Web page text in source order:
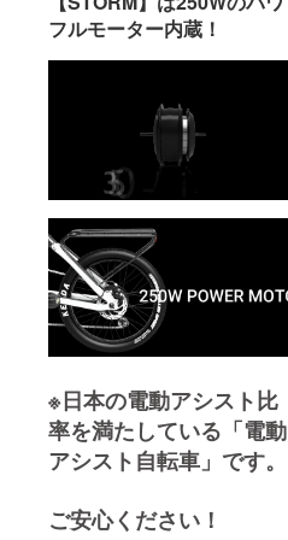
フルモーター内蔵！
※日本の電動アシスト比
率を満たしている「電動
アシスト自転車」です。
ご安心ください！